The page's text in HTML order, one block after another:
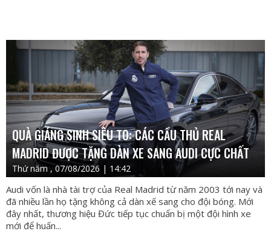
QUÀ GIÁNG SINH SIÊU TO: CÁC CẦU THỦ REAL
MADRID ĐƯỢC TẶNG DÀN XE SANG AUDI CỰC CHẤT
Thứ năm , 07/08/2026 | 14:42
Audi vốn là nhà tài trợ của Real Madrid từ năm 2003 tới nay và
đã nhiều lần họ tặng không cả dàn xế sang cho đội bóng. Mới
đây nhất, thương hiệu Đức tiếp tục chuẩn bị một đội hình xe
mới để huấn...